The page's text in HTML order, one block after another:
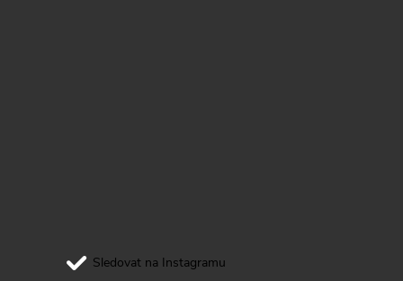
Sledovat na Instagramu